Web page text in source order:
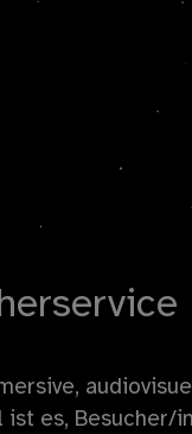
es, Besucher/